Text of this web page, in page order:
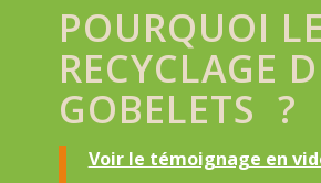
POURQUOI LE
RECYCLAGE
GOBELETS ?
Voir le témoignage en